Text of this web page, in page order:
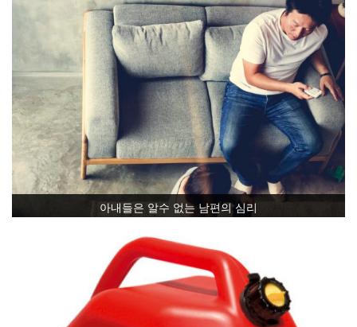
아내들은 알수 없는 남편의 심리